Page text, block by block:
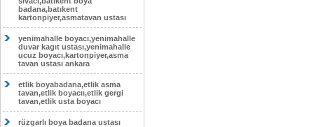
badana,batıkent
kartonpiyer,asmatavan ustası
yenimahalle boyacı,yenimahalle
duvar kagıt ustası,yenimahalle
ucuz boyacı,kartonpiyer,asma
tavan ustası ankara
etlik boyabadana,etlik asma
tavan,etlik boyacıı,etlik gergi
tavan,etlik usta boyacı
rüzgarlı boya badana ustası